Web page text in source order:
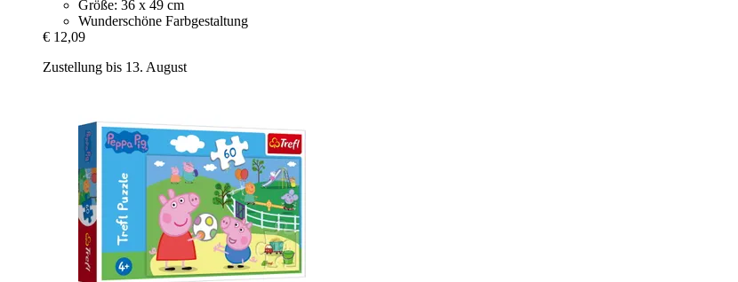
Größe: 36 x 49 cm
Wunderschöne Farbgestaltung
€ 12,09
Zustellung bis 13. August